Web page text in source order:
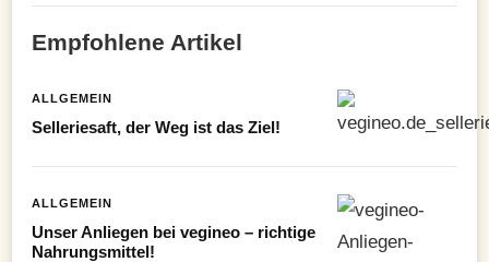
Empfohlene Artikel
ALLGEMEIN
Selleriesaft, der Weg ist das Ziel!
ALLGEMEIN
Unser Anliegen bei vegineo – richtige
Nahrungsmittel!